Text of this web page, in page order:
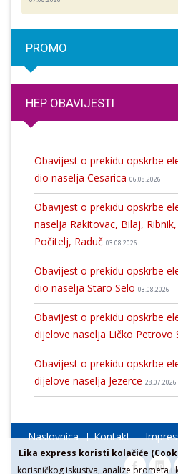
Lika express koristi kolačiće
korisničkog iskustva, analize prometa
PROMO
HEP OBAVIJESTI
Obavijest o prekidu opskrbe
dio naselja Cesarica 06.08.2026
Obavijest o prekidu opskrbe
naselja Rakitovac, Bilaj,
Počitelj, Raduč 03.08.2026
Obavijest o prekidu opskrbe
dio naselja Staro Selo 03.08.2026
Obavijest o prekidu opskrbe
dijelove naselja Ličko Petrovo
Obavijest o prekidu opskrbe
dijelove naselja Jezerce 28.07.2026
Naslovnica Kontakt